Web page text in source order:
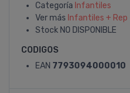
Categoría Infantiles
Ver más Infantiles + Rep
Stock NO DISPONIBLE
CODIGOS
EAN 7793094000010